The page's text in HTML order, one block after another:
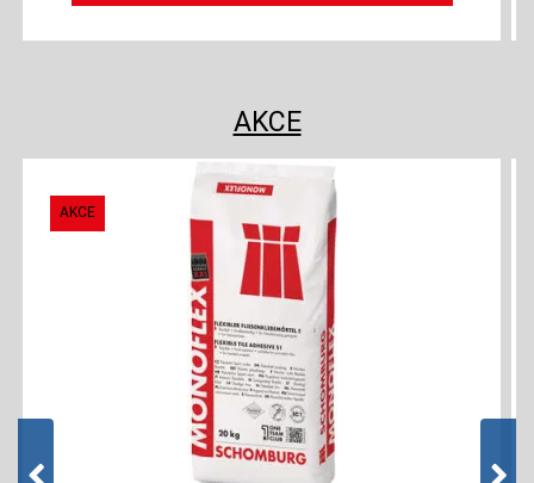
POTĚR SAMONIVELAČNÍ CEMENTOVÝ
RYCHLESCHNOUCÍ ATLAS SMS 30MPA ...
AKCE